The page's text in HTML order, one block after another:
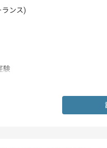
ランス)
験